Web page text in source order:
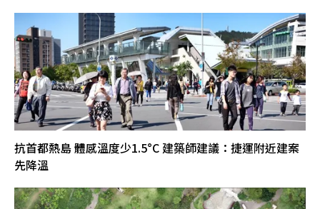
抗首都熱島 體感溫度少1.5°C 建築師建議：捷運附近建案
先降溫